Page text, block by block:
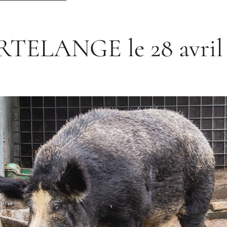
le 28 avril